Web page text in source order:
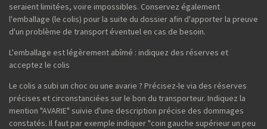
seraient limitées, voire impossibles. Conservez également
l'emballage (le colis) pour la suite du dossier afin d'apporter la preuve
d'un problème de transport éventuel en cas de besoin.
L'emballage est légèrement abîmé : indiquez des réserves et
acceptez le colis
Le colis a subi un choc ou une avarie ? Précisez-le via des réserves
précises et circonstanciées sur le bon du transporteur. Indiquez la
mention "AVARIE" suivie d'une description précise des dommages
constatés. Il faut par exemple indiquer "coin gauche supérieur un peu